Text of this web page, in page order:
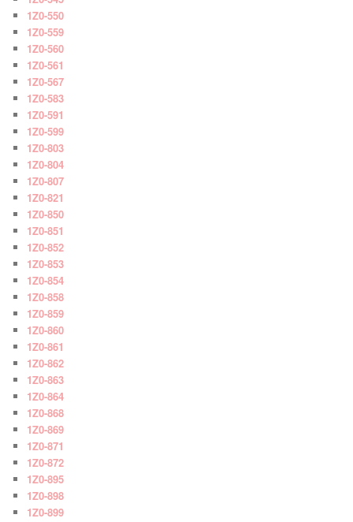
1Z0-550
1Z0-559
1Z0-560
1Z0-561
1Z0-567
1Z0-583
1Z0-591
1Z0-599
1Z0-803
1Z0-804
1Z0-807
1Z0-821
1Z0-850
1Z0-851
1Z0-852
1Z0-853
1Z0-854
1Z0-858
1Z0-859
1Z0-860
1Z0-861
1Z0-862
1Z0-863
1Z0-864
1Z0-868
1Z0-869
1Z0-871
1Z0-872
1Z0-895
1Z0-898
1Z0-899